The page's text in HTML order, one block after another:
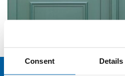
Consent Details